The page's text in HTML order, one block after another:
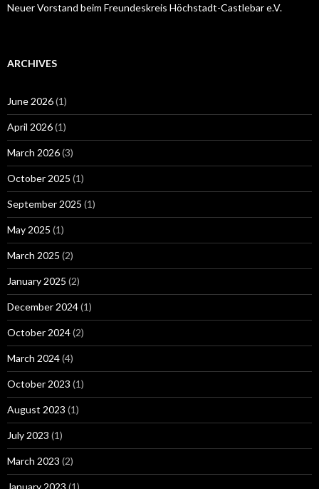
Neuer Vorstand beim Freundeskreis Höchstadt-Castlebar e.V.
ARCHIVES
June 2026(1)
April 2026(1)
March 2026(3)
October 2025 (1)
September 2025 (1)
May 2025 (1)
March 2025 (2)
January 2025 (2)
December 2024(1)
October 2024(2)
March 2024(4)
October 2023 (1)
August 2023 (1)
July 2023 (1)
March 2023 (2)
January 2023 (1)